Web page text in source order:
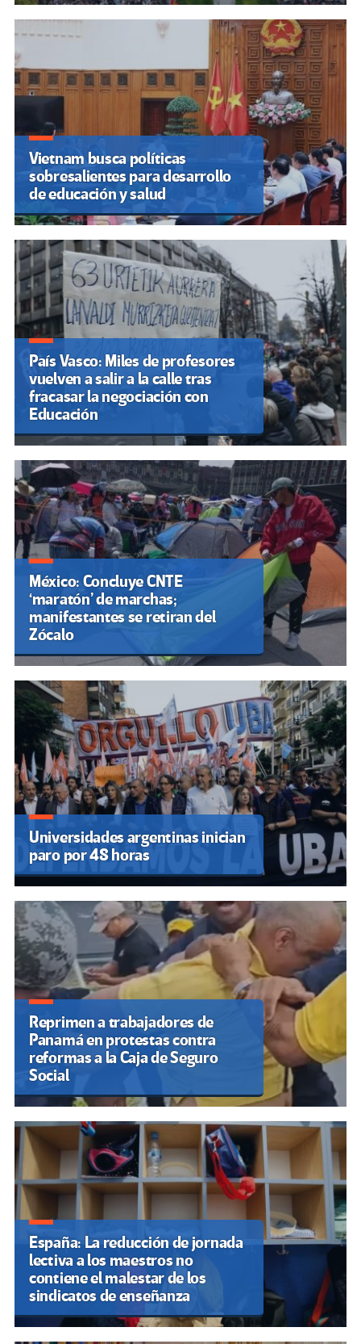
Vietnam busca políticas
sobresalientes para desarrollo
de educación y salud
País Vasco: Miles de profesores
vuelven a salir a la calle tras
fracasar la negociación con
Educación
México: Concluye CNTE
‘maratón’ de marchas;
manifestantes se retiran del
Zócalo
Universidades argentinas inician
paro por 48 horas
Reprimen a trabajadores de
Panamá en protestas contra
reformas a la Caja de Seguro
Social
España: La reducción de jornada
lectiva a los maestros no
contiene el malestar de los
sindicatos de enseñanza